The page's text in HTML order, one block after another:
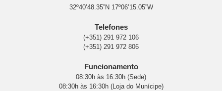
32º40’48.35”N 17º06’15.05”W
Telefones
(+351) 291 972 106
(+351) 291 972 806
Funcionamento
08:30h às 16:30h (Sede)
08:30h às 16:30h (Loja do Munícipe)